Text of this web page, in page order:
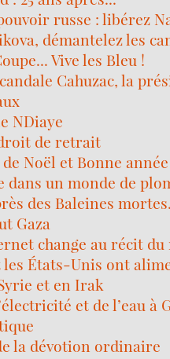
russe : libérez
démantelez les
Vive les Bleu !
Cahuzac, la
NDiaye
de retrait
Noël et Bonne année
dans un monde de
des Baleines
Gaza
change au récit du
États-Unis ont
et en Irak
et de l’eau à
la dévotion ordinaire